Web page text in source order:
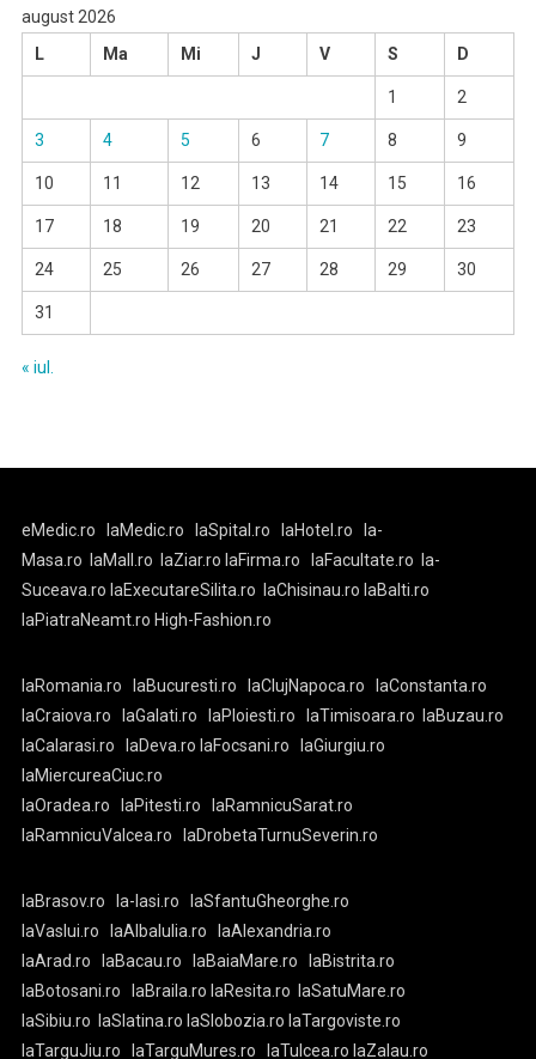
august 2026
L
Ma Mi J V S D
1 2
3 4 5 6 7 8 9
10 11 12 13 14 15 16
17 18 19 20 21 22 23
24 25 26 27 28 29 30
31
« iul.
eMedic.ro laMedic.ro laSpital.ro laHotel.ro
la-
Masa.ro
laMall.ro laZiar.ro laFirma.ro laFacultate.ro
la-
Suceava.ro laExecutareSilita.ro laChisinau.ro laBalti.ro
laPiatraNeamt.ro High-Fashion.ro
laRomania.ro laBucuresti.ro laClujNapoca.ro
laConstanta.ro
laCraiova.ro
laGalati.ro laPloiesti.ro laTimisoara.ro
laBuzau.ro
laCalarasi.ro
laDeva.ro laFocsani.ro
laGiurgiu.ro
laMiercureaCiuc.ro
laOradea.ro
laPitesti.ro
laRamnicuSarat.ro
laRamnicuValcea.ro
laDrobetaTurnuSeverin.ro
laBrasov.ro la-Iasi.ro
laSfantuGheorghe.ro
laVaslui.ro
laAlbaIulia.ro
laAlexandria.ro
laArad.ro
laBacau.ro laBaiaMare.ro
laBistrita.ro
laBotosani.ro
laBraila.ro laResita.ro
laSatuMare.ro
laSibiu.ro
laSlatina.ro laSlobozia.ro laTargoviste.ro
laTarguJiu.ro
laTarguMures.ro laTulcea.ro laZalau.ro